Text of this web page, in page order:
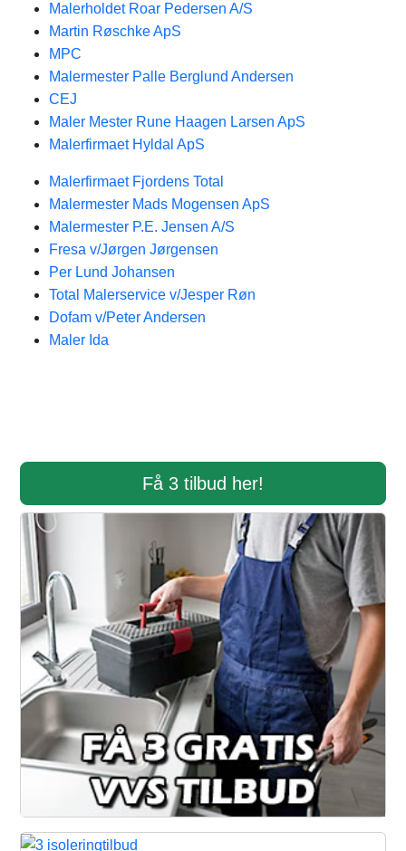
Malerholdet Roar Pedersen A/S
Martin Røschke ApS
MPC
Malermester Palle Berglund Andersen
CEJ
Maler Mester Rune Haagen Larsen ApS
Malerfirmaet Hyldal ApS
Malerfirmaet Fjordens Total
Malermester Mads Mogensen ApS
Malermester P.E. Jensen A/S
Fresa v/Jørgen Jørgensen
Per Lund Johansen
Total Malerservice v/Jesper Røn
Dofam v/Peter Andersen
Maler Ida
Få 3 tilbud her!